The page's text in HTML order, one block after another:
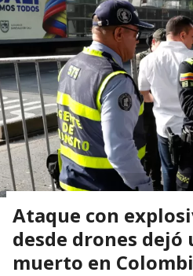
Ataque con
desde drones dejó
muerto en